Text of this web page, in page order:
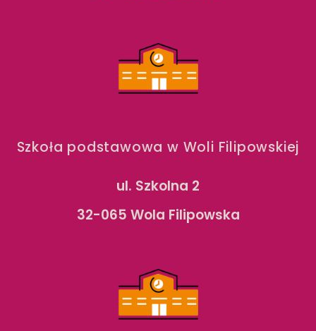
Szkoła podstawowa w Woli Filipowskiej
ul. Szkolna 2
32-065 Wola Filipowska